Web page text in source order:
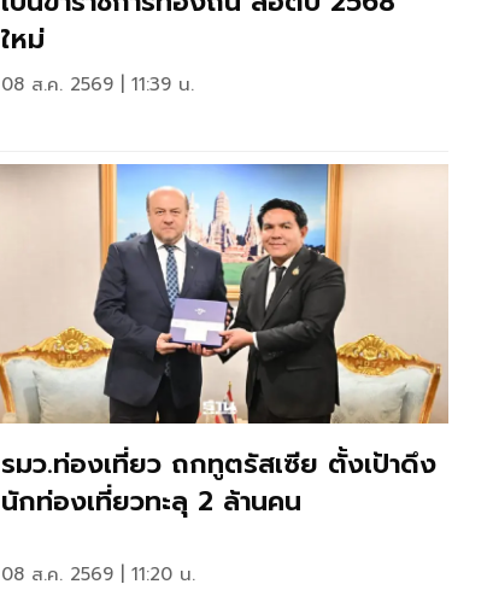
ใหม่
08 ส.ค. 2569 | 11:39 น.
รมว.ท่องเที่ยว ถกทูตรัสเซีย ตั้งเป้าดึง
นักท่องเที่ยวทะลุ 2 ล้านคน
08 ส.ค. 2569 | 11:20 น.